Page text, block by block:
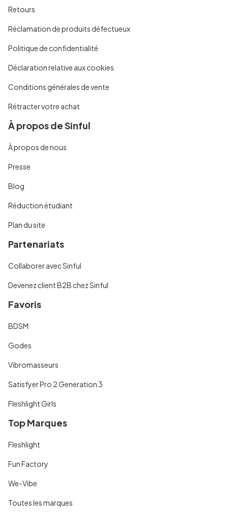
Retours
Réclamation de produits défectueux
Politique de confidentialité
Déclaration relative aux cookies
Conditions générales de vente
Rétracter votre achat
À propos de Sinful
À propos de nous
Presse
Blog
Réduction étudiant
Plan du site
Partenariats
Collaborer avec Sinful
Devenez client B2B chez Sinful
Favoris
BDSM
Godes
Vibromasseurs
Satisfyer Pro 2 Generation 3
Fleshlight Girls
Top Marques
Fleshlight
Fun Factory
We-Vibe
Toutes les marques